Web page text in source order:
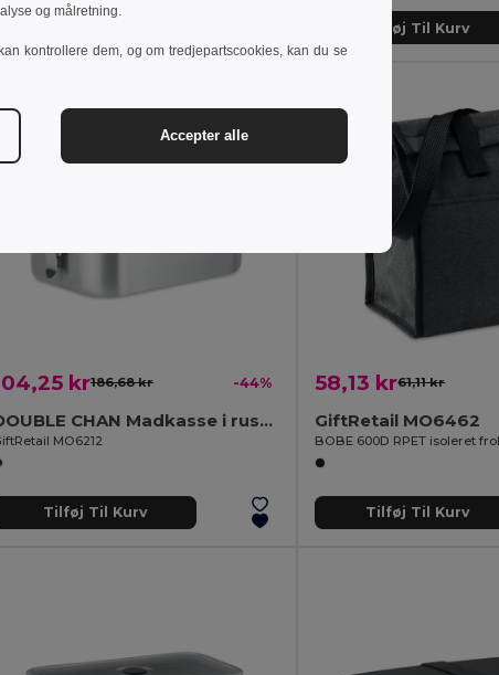
Tilføj Til Kurv
kr186,68 kr -44%
DOUBLE CHAN Madkasse i rustfrit stål
MO6212
Tilføj Til Kurv
58,13 kr61,11 kr
GiftRetail MO6462
BOBE 600D RPET isoleret
Tilføj Til Kurv
og målretning.
kontrollere dem, og om tredjepartscookies, kan du se
Accepter alle